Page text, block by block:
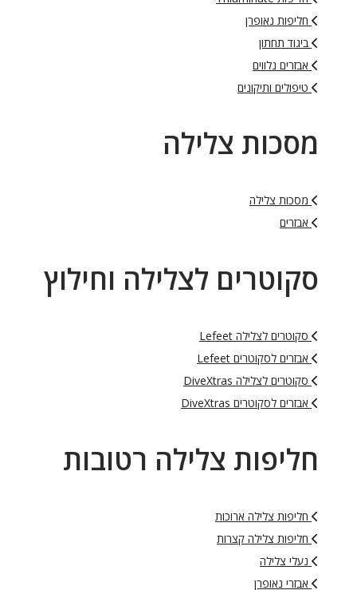
חליפות נאופרן
ביגוד תחתון
אבזרים נלווים
טיפולים ותיקונים
מסכות צלילה
מסכות צלילה
אבזרים
סקוטרים לצלילה וחילוץ
סקוטרים לצלילה Lefeet
אבזרים לסקוטרים Lefeet
סקוטרים לצלילה DiveXtras
אבזרים לסקוטרים DiveXtras
חליפות צלילה רטובות
חליפות צלילה ארוכות
חליפות צלילה קצרות
נעלי צלילה
אבזרי נאופרן